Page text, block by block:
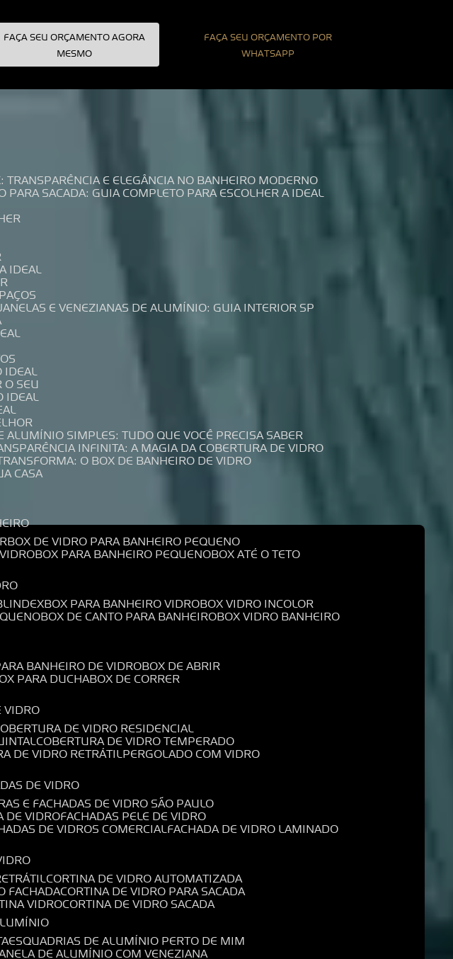
FAÇA SEU ORÇAMENTO AGORA
MESMO
FAÇA SEU ORÇAMENTO POR
WHATSAPP
TRANSPARÊNCIA E ELEGÂNCIA NO BANHEIRO MODERNO
PARA SACADA: GUIA COMPLETO PARA ESCOLHER A IDEAL
IDEAL
JANELAS E VENEZIANAS DE ALUMÍNIO: GUIA INTERIOR SP
IDEAL
O SEU
IDEAL
ALUMÍNIO SIMPLES: TUDO QUE VOCÊ PRECISA SABER
INFINITA: A MAGIA DA COBERTURA DE VIDRO
O BOX DE BANHEIRO DE VIDRO
CASA
BOX DE VIDRO PARA BANHEIRO PEQUENO
VIDRO BOX PARA BANHEIRO PEQUENO BOX ATÉ O TETO
BOX PARA BANHEIRO VIDRO BOX VIDRO INCOLOR
BOX DE CANTO PARA BANHEIRO BOX VIDRO BANHEIRO
BANHEIRO DE VIDRO BOX DE ABRIR
BOX PARA DUCHA BOX DE CORRER
VIDRO
COBERTURA DE VIDRO RESIDENCIAL
COBERTURA DE VIDRO TEMPERADO
DE VIDRO RETRÁTIL PERGOLADO COM VIDRO
DE VIDRO
E FACHADAS DE VIDRO SÃO PAULO
DE VIDRO FACHADAS PELE DE VIDRO
DE VIDROS COMERCIAL FACHADA DE VIDRO LAMINADO
CORTINA DE VIDRO AUTOMATIZADA
FACHADA CORTINA DE VIDRO PARA SACADA
VIDRO CORTINA DE VIDRO SACADA
ESQUADRIAS DE ALUMÍNIO PERTO DE MIM
DE ALUMÍNIO COM VENEZIANA